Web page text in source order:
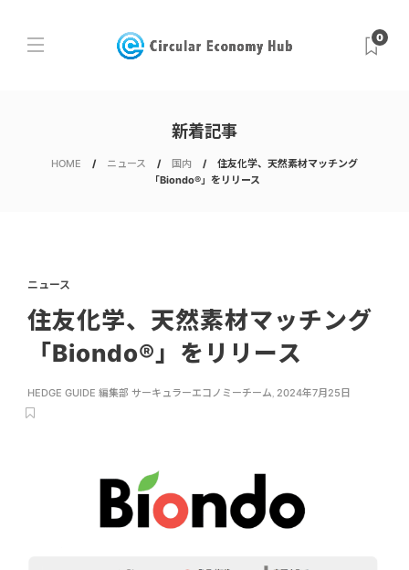
0
新着記事
HOME ニュース 国内
住友化学、天然素材マッチング
「Biondo®」をリリース
ニュース
住友化学、天然素材マッチング
「Biondo®」をリリース
HEDGE GUIDE 編集部 サーキュラーエコノミーチーム, 2024年7月25日